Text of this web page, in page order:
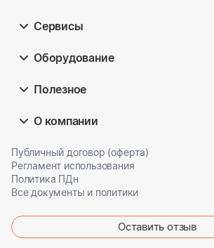
Сервисы
Оборудование
Полезное
О компании
Публичный договор (оферта)
Регламент использования
Политика ПДн
Все документы и политики
Оставить отзыв